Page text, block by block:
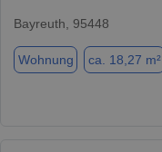
Bayreuth, 95448
Wohnung ca. 18,27 m²